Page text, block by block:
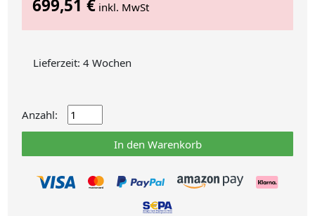
699,51 € inkl. MwSt
Lieferzeit: 4 Wochen
Anzahl:
In den Warenkorb